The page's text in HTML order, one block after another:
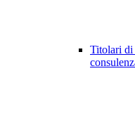
Titolari di